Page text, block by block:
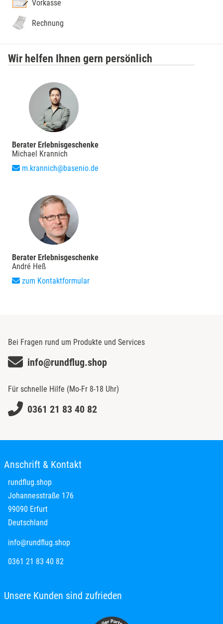
Vorkasse
Rechnung
Wir helfen Ihnen gern persönlich
Berater Erlebnisgeschenke
Michael Krannich
m.krannich@basenio.de
Berater Erlebnisgeschenke
André Heß
zum Kontaktformular
Bei Fragen rund um Produkte und Services
info@rundflug.shop
Für schnelle Hilfe (Mo-Fr 8-18 Uhr)
0361 21 83 40 82
Anschrift & Kontakt
rundflug.shop
Johannesstraße 176
99090 Erfurt
Deutschland
info@rundflug.shop
0361 21 83 40 82
Unsere Kunden sind zufrieden